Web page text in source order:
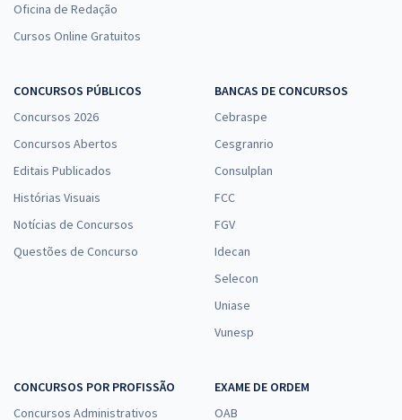
Oficina de Redação
Cursos Online Gratuitos
CONCURSOS PÚBLICOS
Concursos 2026
Concursos Abertos
Editais Publicados
Histórias Visuais
Notícias de Concursos
Questões de Concurso
BANCAS DE CONCURSOS
Cebraspe
Cesgranrio
Consulplan
FCC
FGV
Idecan
Selecon
Uniase
Vunesp
CONCURSOS POR PROFISSÃO
Concursos Administrativos
EXAME DE ORDEM
OAB